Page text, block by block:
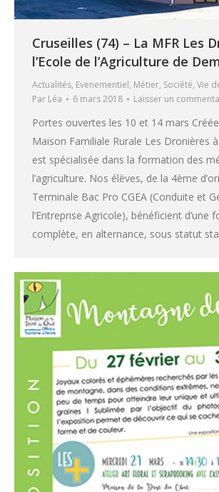
Cruseilles (74) – La MFR Les
l’Ecole de l’Agriculture de
Actualités, Evenementiel, Métier, Société, Vie
Par Léa 6 mars 2018 Laisser un
Portes ouvertes les 10 et 14 mars
Maison Familiale Rurale Les Dronières
est spécialisée dans la formation des
l’agriculture. Nos élèves, de la 4ème
Terminale Bac Pro CGEA (Conduite et
l’Entreprise Agricole), bénéficient d’une
complète, en alternance, sous statut